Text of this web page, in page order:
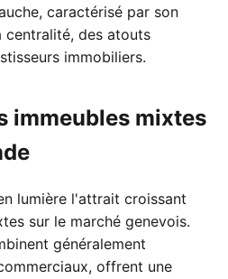
caractérisé par son
centralité, des atouts
immobiliers.
immeubles mixtes
lumière l'attrait croissant
sur le marché genevois.
généralement
offrent une